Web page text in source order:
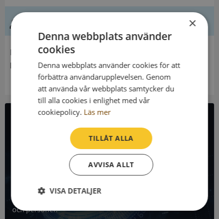
Innehavare
Elsa Adlerstråhles Familjefond
All företagsdata i API
Få all denna företagsinformation i Syna API
Syna API är ett blixtsnabbt API där du kan hämta
registrerade företagsuppgifter, betalningsanmärkningar,
skatteuppgifter och mycket mer på alla Sveriges företag
och personer.
×
Denna webbplats använder
cookies
Denna webbplats använder cookies för att
förbättra användarupplevelsen. Genom
att använda vår webbplats samtycker du
till alla cookies i enlighet med vår
cookiepolicy. Läs mer
TILLÅT ALLA
AVVISA ALLT
VISA DETALJER
Strikt
Prestanda Inriktning